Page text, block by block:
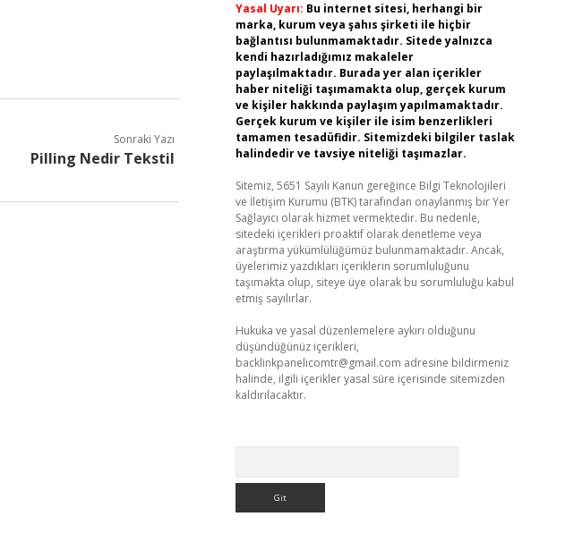
Sonraki Yazı
Pilling Nedir Tekstil
Yasal Uyarı: Bu internet sitesi, herhangi bir
marka, kurum veya şahıs şirketi ile hiçbir
bağlantısı bulunmamaktadır. Sitede yalnızca
kendi hazırladığımız makaleler
paylaşılmaktadır. Burada yer alan içerikler
haber niteliği taşımamakta olup, gerçek kurum
ve kişiler hakkında paylaşım yapılmamaktadır.
Gerçek kurum ve kişiler ile isim benzerlikleri
tamamen tesadüfidir. Sitemizdeki bilgiler taslak
halindedir ve tavsiye niteliği taşımazlar.
Sitemiz, 5651 Sayılı Kanun gereğince Bilgi Teknolojileri
ve İletişim Kurumu (BTK) tarafından onaylanmış bir Yer
Sağlayıcı olarak hizmet vermektedir. Bu nedenle,
sitedeki içerikleri proaktif olarak denetleme veya
araştırma yükümlülüğümüz bulunmamaktadır. Ancak,
üyelerimiz yazdıkları içeriklerin sorumluluğunu
taşımakta olup, siteye üye olarak bu sorumluluğu kabul
etmiş sayılırlar.
Hukuka ve yasal düzenlemelere aykırı olduğunu
düşündüğünüz içerikleri,
backlinkpanelicomtr@gmail.com adresine bildirmeniz
halinde, ilgili içerikler yasal süre içerisinde sitemizden
kaldırılacaktır.